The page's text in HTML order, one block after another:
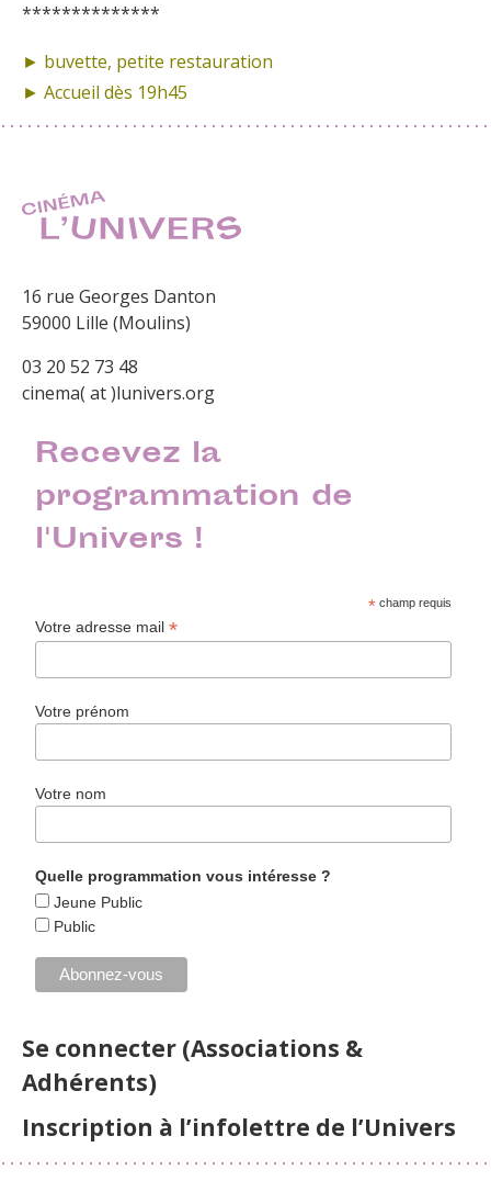
**************
► buvette, petite restauration
► Accueil dès 19h45
16 rue Georges Danton
59000 Lille (Moulins)
03 20 52 73 48
cinema( at )lunivers.org
Recevez la
programmation de
l'Univers !
* champ requis
Votre adresse mail*
Votre prénom
Votre nom
Quelle programmation vous intéresse ?
Jeune Public
Public
Se connecter (Associations &
Adhérents)
Inscription à l’infolettre de l’Univers